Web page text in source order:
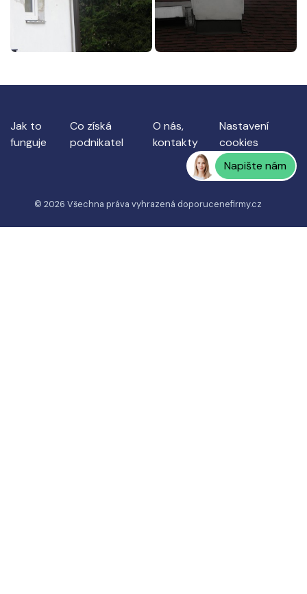
Jak to
funguje
Co získá
podnikatel
O nás,
kontakty
Nastavení
cookies
Napište nám
© 2026 Všechna práva vyhrazená doporucenefirmy.cz